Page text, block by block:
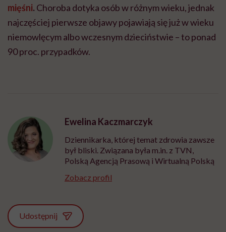
mięśni. Choroba dotyka osób w różnym wieku, jednak
najczęściej pierwsze objawy pojawiają się już w wieku
niemowlęcym albo wczesnym dzieciństwie – to ponad
90 proc. przypadków.
Ewelina Kaczmarczyk
Dziennikarka, której temat zdrowia zawsze
był bliski. Związana była m.in. z TVN,
Polską Agencją Prasową i Wirtualną Polską
Zobacz profil
Udostępnij